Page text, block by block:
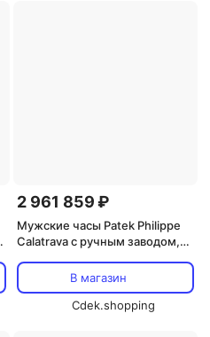
2 961 859 ₽
Мужские часы Patek Philippe
Calatrava с ручным заводом,
6119G-001В магазин
Cdek.shopping